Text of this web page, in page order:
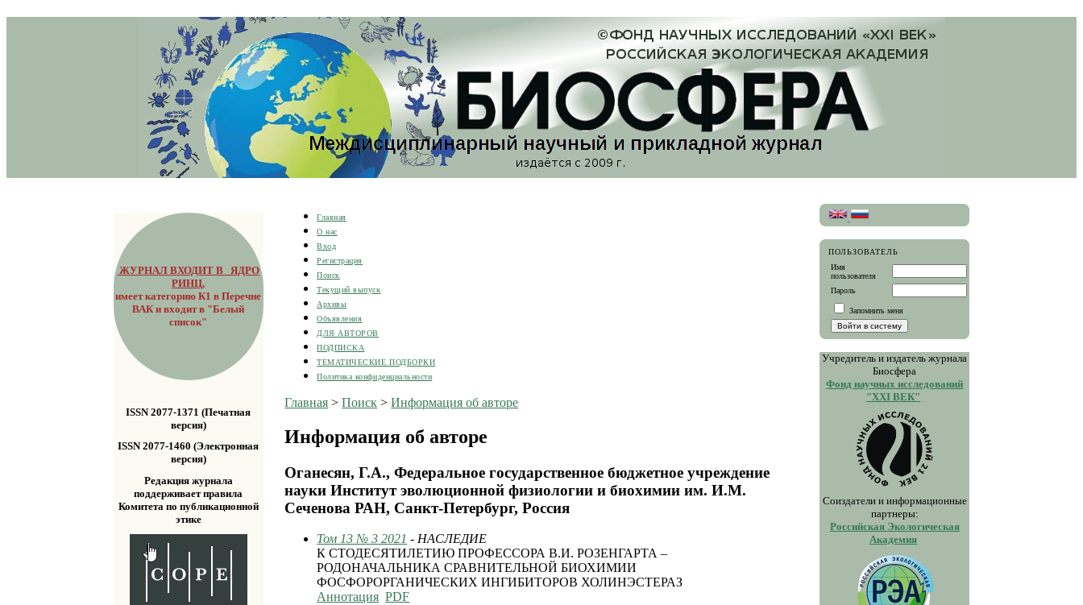
ЖУРНАЛ ВХОДИТ В ЯДРО
РИНЦ,
имеет категорию К1 в Перечне
ВАК и входит в "Белый
список"
ISSN 2077-1371 (Печатная
версия)
ISSN 2077-1460 (Электронная
версия)
Редакция журнала
поддерживает правила
Комитета по публикационной
этике
ПОЛЬЗОВАТЕЛЬ
Имя
пользователя
Пароль
Запомнить меня
Учредитель и издатель журнала
Биосфера
Фонд научных исследований
"XXI ВЕК"
Соиздатели и информационные
партнеры:
Российская Экологическая
Академия
Главная
О нас
Вход
Регистрация
Поиск
Текущий выпуск
Архивы
Объявления
ДЛЯ АВТОРОВ
ПОДПИСКА
ТЕМАТИЧЕСКИЕ ПОДБОРКИ
Политика конфиденциальности
Главная >Поиск >Информация об авторе
Информация об авторе
Оганесян, Г.А., Федеральное государственное бюджетное учреждение
науки Институт эволюционной физиологии и биохимии им. И.М.
Сеченова РАН, Санкт-Петербург, Россия
Том 13 № 3 2021 - НАСЛЕДИЕ
К СТОДЕСЯТИЛЕТИЮ ПРОФЕССОРА В.И. РОЗЕНГАРТА –
РОДОНАЧАЛЬНИКА СРАВНИТЕЛЬНОЙ БИОХИМИИ
ФОСФОРОРГАНИЧЕСКИХ ИНГИБИТОРОВ ХОЛИНЭСТЕРАЗ
Аннотация PDF